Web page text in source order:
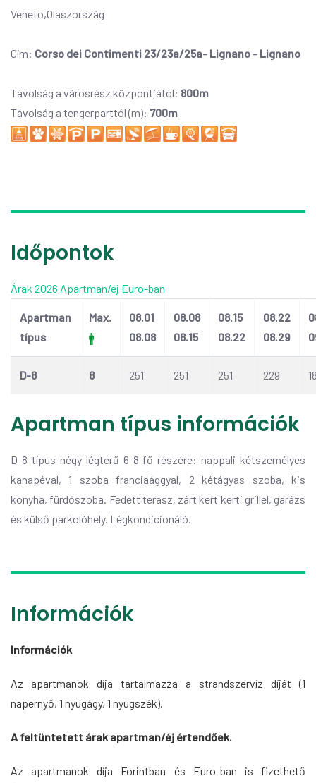
Veneto,Olaszország
Cím: Corso dei Contimenti 23/23a/25a- Lignano - Lignano
Távolság a városrész központjától: 800m
Távolság a tengerparttól (m): 700m
Időpontok
Árak 2026 Apartman/éj Euro-ban
Apartman
típus
Max.
08.01
08.08
08.08
08.15
08.15
08.22
08.22
08.29
D-8 8 251 251 251 229
Apartman típus információk
D-8 típus négy légterű 6-8 fő részére: nappali kétszemélyes
kanapéval, 1 szoba franciaággyal, 2 kétágyas szoba, kis
konyha, fürdőszoba. Fedett terasz, zárt kert kerti grillel, garázs
és külső parkolóhely. Légkondicionáló.
Információk
Információk
Az apartmanok díja tartalmazza a strandszervíz díját (1
napernyő, 1 nyugágy, 1 nyugszék).
A feltüntetett árak apartman/éj értendőek.
Az apartmanok díja Forintban és Euro-ban is fizethető